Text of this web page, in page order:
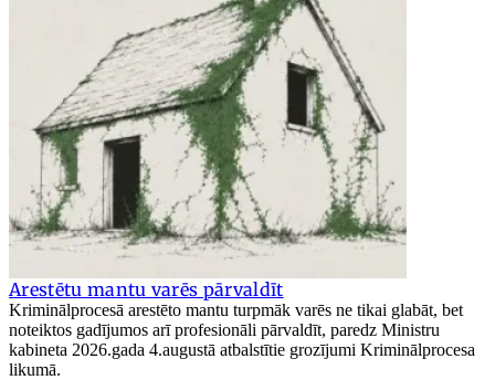
Arestētu mantu varēs pārvaldīt
Kriminālprocesā arestēto mantu turpmāk varēs ne tikai glabāt, bet
noteiktos gadījumos arī profesionāli pārvaldīt, paredz Ministru
kabineta 2026.gada 4.augustā atbalstītie grozījumi Kriminālprocesa
likumā.